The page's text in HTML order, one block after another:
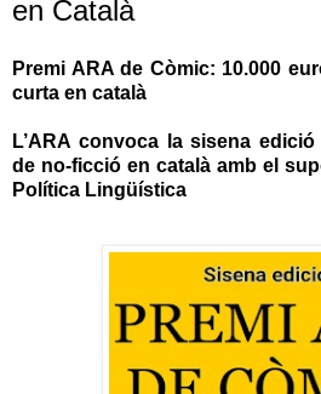
en Català
Premi ARA de Còmic: 10.000
curta en català
L’ARA convoca la sisena
de no-ficció en català amb el
Política Lingüística